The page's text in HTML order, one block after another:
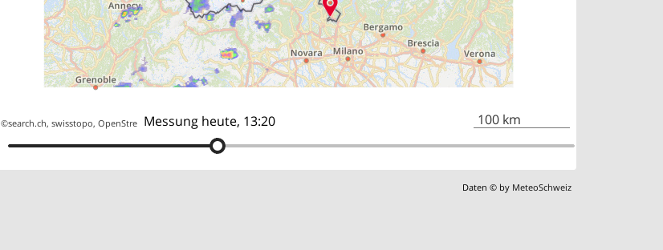
Messung heute, 13:20
©search.ch,swisstopo,OpenStreetMap,others 100 km
Daten © by MeteoSchweiz